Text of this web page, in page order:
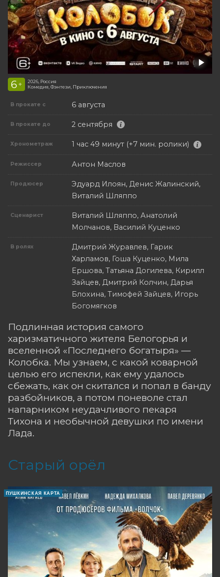
6 +
2026, Россия
Комедия, Фэнтези, Приключения
В прокате с 6 августа
В прокате до 2 сентября
Хронометраж 1 час 49 минут (+7 мин. ролики)
Режиссер Антон Маслов
Продюсер
Эдуард Илоян, Денис Жалинский,
Виталий Шляппо
Сценарист
Виталий Шляппо, Анатолий
Молчанов, Василий Куценко
В ролях
Дмитрий Журавлев, Гарик
Харламов, Гоша Куценко, Мила
Ершова, Татьяна Догилева, Кирилл
Зайцев, Дмитрий Колчин, Дарья
Блохина, Тимофей Зайцев, Игорь
Богомягков
Подлинная история самого
харизматичного жителя Белогорья и
вселенной «Последнего богатыря» —
Колобка. Мы узнаем, с какой коварной
целью его испекли, как ему удалось
сбежать, как он скитался и попал в банду
разбойников, а потом поневоле стал
напарником неудачливого пекаря
Тихона и необычной девушки по имени
Лада.
Старый орёл
ПУШКИНСКАЯ КАРТА